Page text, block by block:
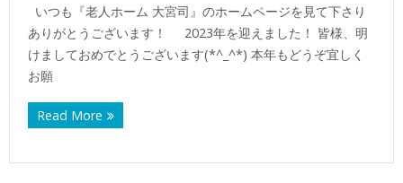
いつも『老人ホーム 大宮司』のホームページを見て下さり
ありがとうございます！ 2023年を迎えました！ 皆様、明
けましておめでとうございます(*^_^*) 本年もどうぞ宜しく
お願
Read More